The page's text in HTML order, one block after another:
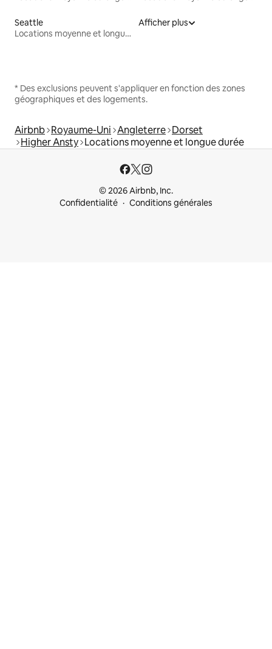
Seattle
Locations moyenne et longue durée
Afficher plus
* Des exclusions peuvent s'appliquer en fonction des zones
géographiques et des logements.
Airbnb Royaume-Uni Angleterre Dorset
Higher Ansty Locations moyenne et longue durée
© 2026 Airbnb, Inc.
Confidentialité
Conditions générales